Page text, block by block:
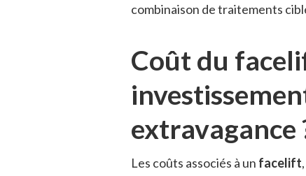
combinaison de traitements
Coût du
extravagance
Les coûts associés à un facelift